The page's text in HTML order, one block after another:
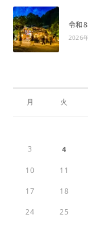
令和
2026
月 火
3 4
10 11
17 18
24 25